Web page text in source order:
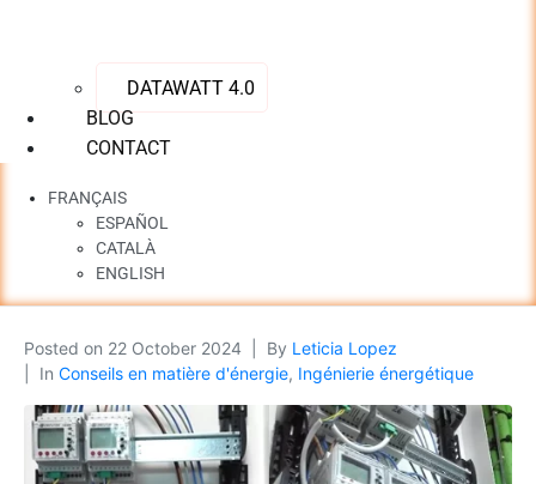
DATAWATT 4.0
BLOG
CONTACT
FRANÇAIS
ESPAÑOL
CATALÀ
ENGLISH
Posted on 22 October 2024 By Leticia Lopez
In Conseils en matière d'énergie, Ingénierie énergétique